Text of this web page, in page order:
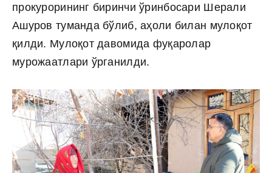
прокурорининг биринчи ўринбосари Шерали
Ашуров туманда бўлиб, аҳоли билан мулоқот
қилди. Мулоқот давомида фуқаролар
мурожаатлари ўрганилди.